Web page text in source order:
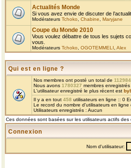
Actualités Monde
Si vous avez envie de discuter de
Modérateurs Tchoko Chabine Maryjane
Coupe du Monde 2010
Vous voulez débattre de tous les sujets
vous.
Modérateurs Tchoko OGOTEMMELI Alex
Qui est en ligne ?
Nos membres ont posté un total de 112984
Nous avons 1780327 membres enregistrés
L'utilisateur enregistré le plus récent est
Il y a en tout 458 utilisateurs en ligne :: 0
Le record du nombre d'utilisateurs en ligne
Utilisateurs enregistrés : Aucun
Ces données sont basées sur les utilisateurs actifs des
Connexion
Nom d'utilisateur: